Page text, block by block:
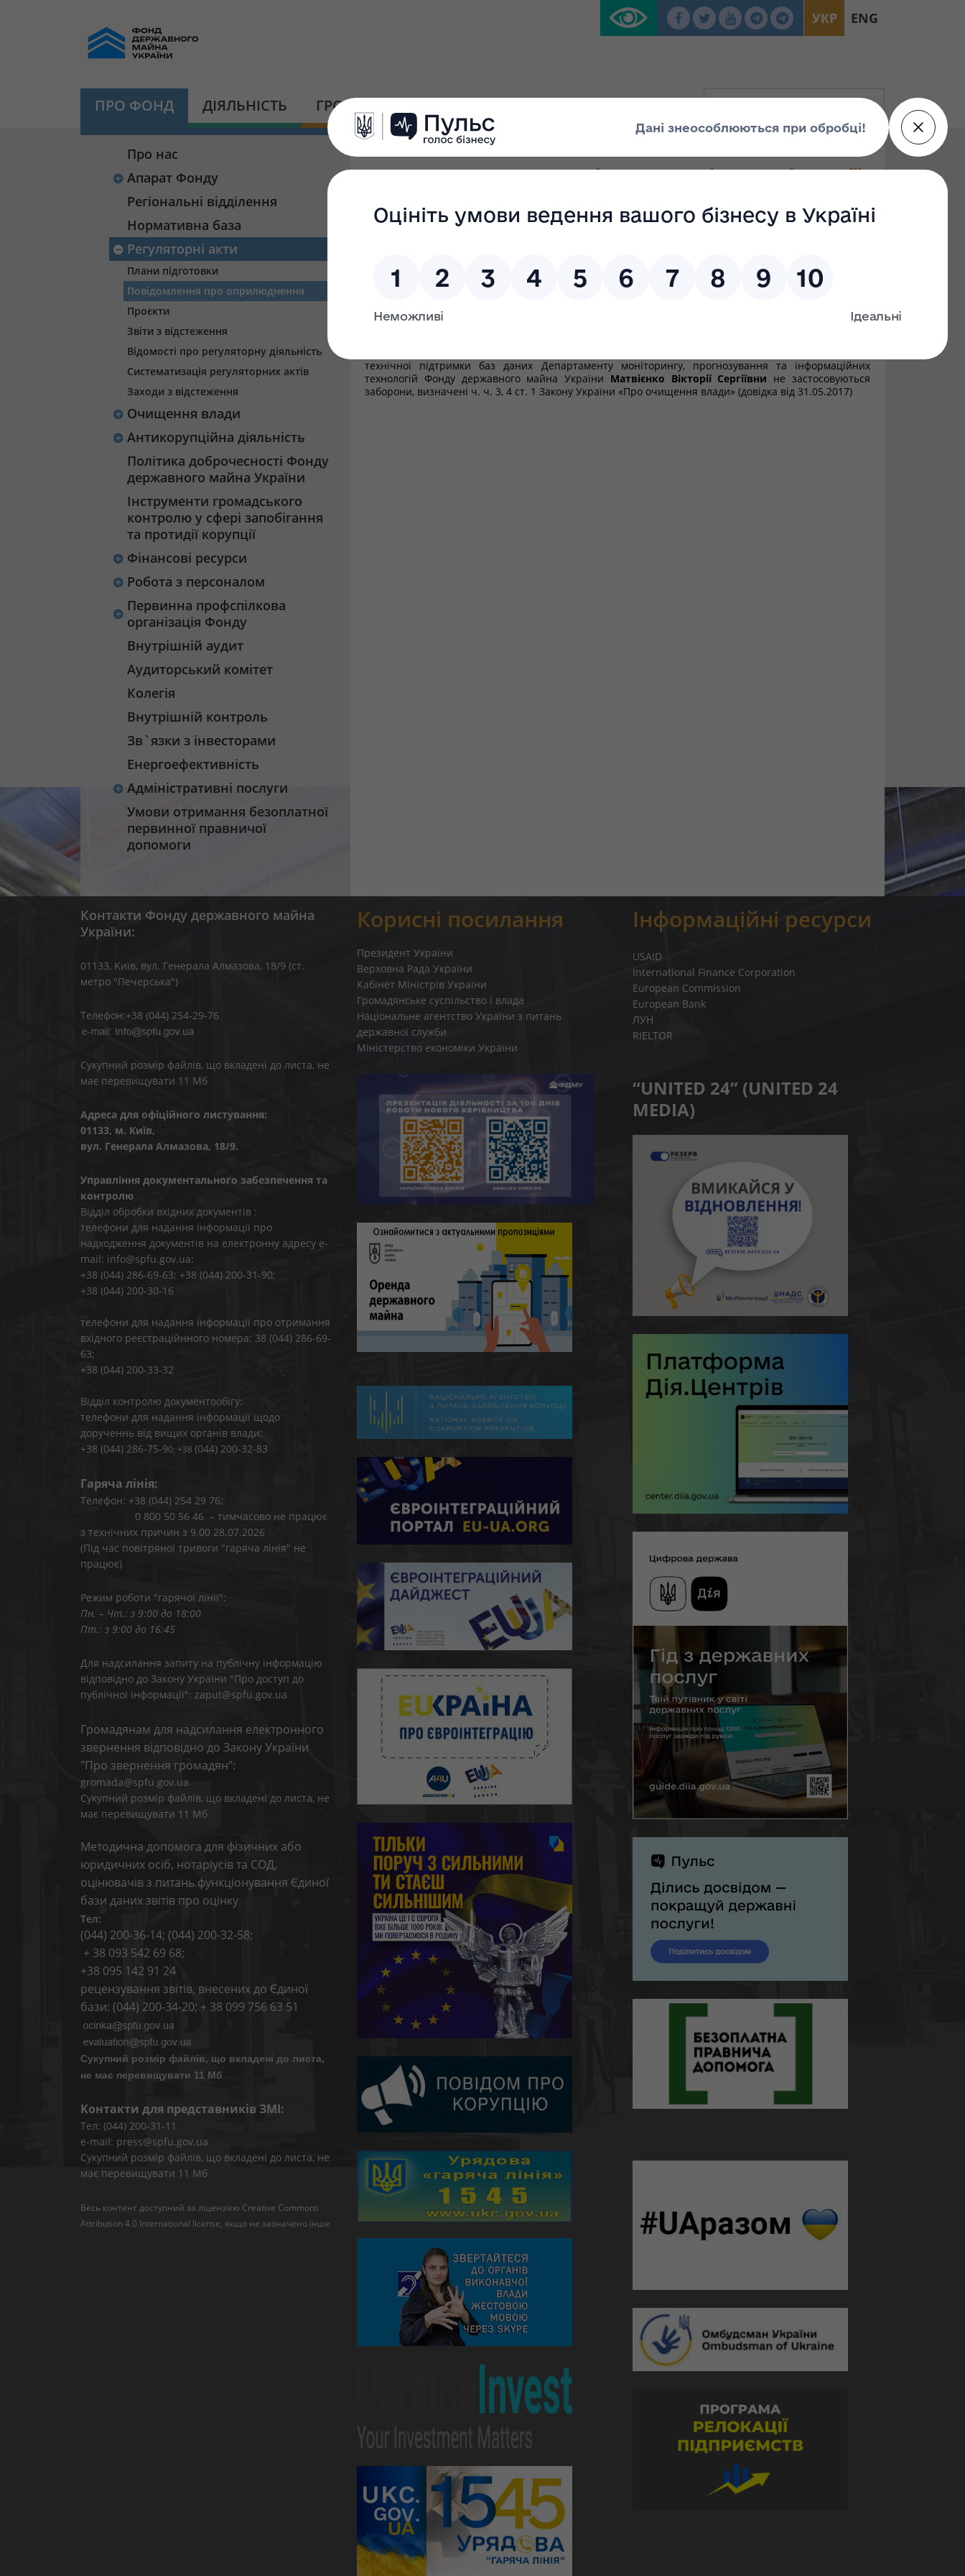
УКР ENG
ПРО ФОНД ДІЯЛЬНІСТЬ ГРОМАДСЬКА ПЛАТФОРМА
Про нас
Апарат Фонду
Регіональні відділення
Нормативна база
Регуляторні акти
Плани підготовки
Повідомлення про оприлюднення
Проєкти
Звіти з відстеження
Відомості про регуляторну діяльність
Систематизація регуляторних актів
Заходи з відстеження
Очищення влади
Антикорупційна діяльність
Політика доброчесності Фонду
державного майна України
Інструменти громадського
контролю у сфері запобігання
та протидії корупції
Фінансові ресурси
Робота з персоналом
Первинна профспілкова
організація Фонду
Внутрішній аудит
Аудиторський комітет
Колегія
Внутрішній контроль
Зв`язки з інвесторами
Енергоефективність
Адміністративні послуги
Умови отримання безоплатної
первинної правничої
допомоги
Проходження перевірки Матвієнко Вікторії
Сергіївни, головного спеціаліста Відділу
технічної підтримки баз даних
та інформаційних технологій ФДМУ
За результатами перевірки, проведеної на виконання вимог Закону України «Про очищення влади»
та Порядку проведення перевірки достовірності відомостей щодо застосування заборон,
технічної підтримки баз даних Департаменту моніторингу, прогнозування та інформаційних
технологій Фонду державного майна України Матвієнко Вікторії Сергіївни не застосовуються
заборони, визначені ч. ч. 3, 4 ст. 1 Закону України «Про очищення влади» (довідка від 31.05.2017)
Контакти Фонду державного майна
України:
01133, Kиїв, вул. Генерала Алмазова, 18/9 (ст.
метро "Печерська")
Телефон:+38 (044) 254-29-76
Сукупний розмір файлів, що вкладені до листа, не
має перевищувати 11 Мб
Адреса для офіційного листування:
01133, м. Київ,
вул. Генерала Алмазова, 18/9.
Управління документального забезпечення та
контролю
Відділ обробки вхідних документів :
телефони для надання інформації про
надходження документів на електронну адресу e-
mail: info@spfu.gov.ua:
+38 (044) 286-69-63; +38 (044) 200-31-90;
+38 (044) 200-30-16
телефони для надання інформації про отримання
вхідного реєстраційнного номера: 38 (044) 286-69-
63;
+38 (044) 200-33-32
Відділ контролю документообігу:
телефони для надання інформації щодо
дорученнь від вищих органів влади:
+38 (044) 286-75-90; +38 (044) 200-32-83
Гаряча лінія:
Телефон: +38 (044) 254 29 76;
0 800 50 56 46 – тимчасово не працює
з технічних причин з 9.00 28.07.2026
(Під час повітряної тривоги "гаряча лінія" не
працює)
Режим роботи "гарячої лінії":
Пн. – Чт.: з 9:00 до 18:00
Пт.: з 9:00 до 16:45
Для надсилання запиту на публічну інформацію
відповідно до Закону України "Про доступ до
публічної інформації": zaput@spfu.gov.ua
Громадянам для надсилання електронного
звернення відповідно до Закону України
"Про звернення громадян":
gromada@spfu.gov.ua
Сукупний розмір файлів, що вкладені до листа, не
має перевищувати 11 Мб
Методична допомога для фізичних або
юридичних осіб, нотаріусів та СОД,
оцінювачів з питань функціонування Єдиної
бази даних звітів про оцінку
Тел:
(044) 200-36-14; (044) 200-32-58;
+ 38 093 542 69 68;
+38 095 142 91 24
рецензування звітів, внесених до Єдиної
бази: (044) 200-34-20; + 38 099 756 63 51
Сукупний розмір файлів, що вкладені до листа,
не має перевищувати 11 Мб
Контакти для представників ЗМІ:
Тел: (044) 200-31-11
e-mail: press@spfu.gov.ua
Сукупний розмір файлів, що вкладені до листа, не
має перевищувати 11 Мб
Весь контент доступний за ліцензією Creative Commons
Attribution 4.0 International license, якщо не зазначено інше
Корисні посилання
Президент України
Верховна Рада України
Кабінет Міністрів України
Громадянське суспільство і влада
Національне агентство України з питань
державної служби
Міністерство економіки України
Інформаційні ресурси
USAID
International Finance Corporation
European Commission
European Bank
ЛУН
RIELTOR
“UNITED 24” (UNITED 24
MEDIA)